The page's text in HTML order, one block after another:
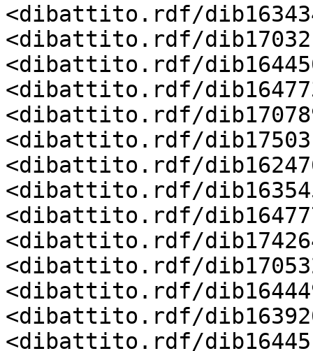
<dibattito.rdf/
<dibattito.rdf/
<dibattito.rdf/
<dibattito.rdf/
<dibattito.rdf/
<dibattito.rdf/
<dibattito.rdf/
<dibattito.rdf/
<dibattito.rdf/
<dibattito.rdf/
<dibattito.rdf/
<dibattito.rdf/
<dibattito.rdf/
<dibattito.rdf/